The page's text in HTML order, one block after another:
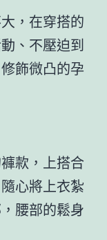
，在穿搭的
、不壓迫到
飾微凸的孕
款，上搭合
心將上衣紮
腰部的鬆身